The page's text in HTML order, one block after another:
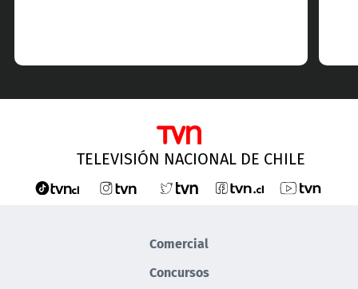
TELEVISIÓN NACIONAL DE CHILE
Comercial
Concursos